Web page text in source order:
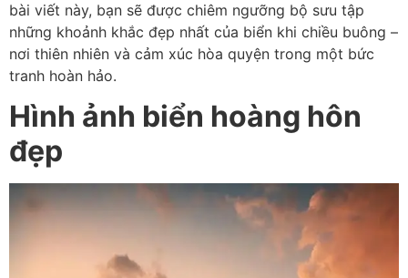
bài viết này, bạn sẽ được chiêm ngưỡng bộ sưu tập
những khoảnh khắc đẹp nhất của biển khi chiều buông –
nơi thiên nhiên và cảm xúc hòa quyện trong một bức
tranh hoàn hảo.
Hình ảnh biển hoàng hôn
đẹp